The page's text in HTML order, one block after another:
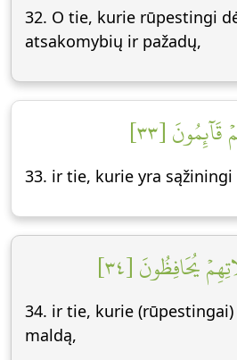
32. O tie, kurie rūpestingi
atsakomybių ir pažadų,
[٣٣]
33. ir tie, kurie yra
يُحَافِظُونَ [٣٤]
34. ir tie, kurie
maldą,